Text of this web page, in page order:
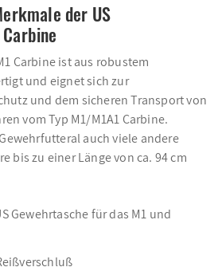
der US
Carbine ist aus robustem
und eignet sich zur
und dem sicheren Transport von
vom Typ M1/M1A1 Carbine.
auch viele andere
bis zu einer Länge von ca. 94 cm
Gewehrtasche für das M1 und